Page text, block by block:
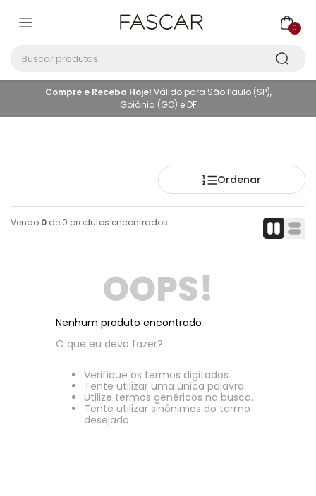
0
Compre e Receba Hoje! Válido para São Paulo (SP),
Goiânia (GO) e DF
Ordenar
Vendo 0 de 0 produtos encontrados
OOPS!
Nenhum produto encontrado
O que eu devo fazer?
Verifique os termos digitados.
Tente utilizar uma única palavra.
Utilize termos genéricos na busca.
Tente utilizar sinônimos do termo
desejado.